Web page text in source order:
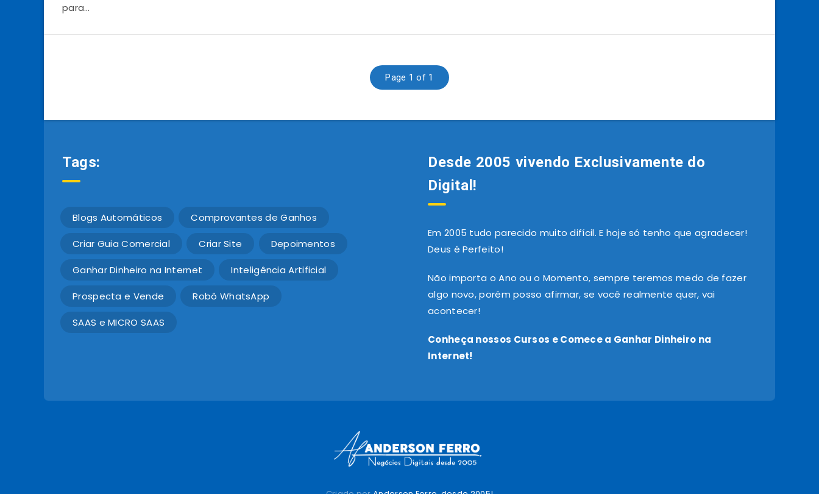
para…
Page 1 of 1
Tags:
Blogs Automáticos Comprovantes de Ganhos
Criar Guia Comercial Criar Site Depoimentos
Ganhar Dinheiro na Internet Inteligência Artificial
Prospecta e Vende Robô WhatsApp
SAAS e MICRO SAAS
Desde 2005 vivendo Exclusivamente do
Digital!
Em 2005 tudo parecido muito difícil. E hoje só tenho que agradecer!
Deus é Perfeito!
Não importa o Ano ou o Momento, sempre teremos medo de fazer
algo novo, porém posso afirmar, se você realmente quer, vai
acontecer!
Conheça nossos Cursos e Comece a Ganhar Dinheiro na
Internet!